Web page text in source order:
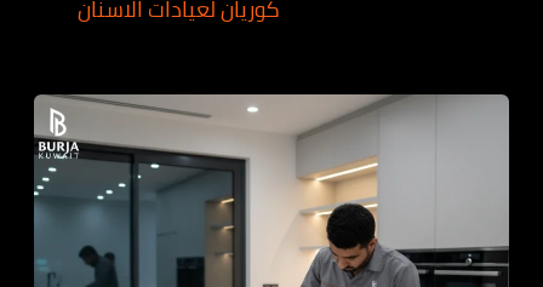
كوريان لعيادات الاسنان